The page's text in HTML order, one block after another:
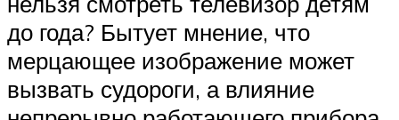
до года? Бытует мнение, что
мерцающее изображение может
вызвать судороги, а влияние